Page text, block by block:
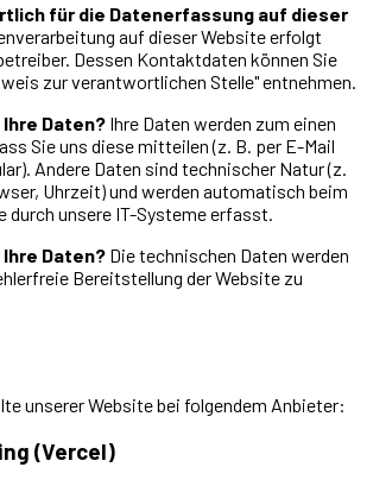
für die Datenerfassung auf dieser
auf dieser Website erfolgt
Dessen Kontaktdaten können Sie
zur verantwortlichen Stelle" entnehmen.
Daten? Ihre Daten werden zum einen
Sie uns diese mitteilen (z. B. per E-Mail
Andere Daten sind technischer Natur (z.
Uhrzeit) und werden automatisch beim
durch unsere IT-Systeme erfasst.
Daten? Die technischen Daten werden
Bereitstellung der Website zu
unserer Website bei folgendem Anbieter:
(Vercel)